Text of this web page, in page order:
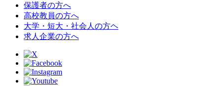
保護者の方へ
高校教員の方へ
大学・短大・社会人の方ヘ
求人企業の方へ